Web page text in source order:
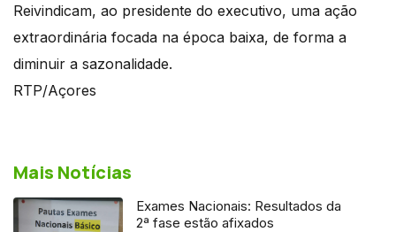
Reivindicam, ao presidente do executivo, uma ação
extraordinária focada na época baixa, de forma a
diminuir a sazonalidade.
RTP/Açores
Mais Notícias
Exames Nacionais: Resultados da
2ª fase estão afixados